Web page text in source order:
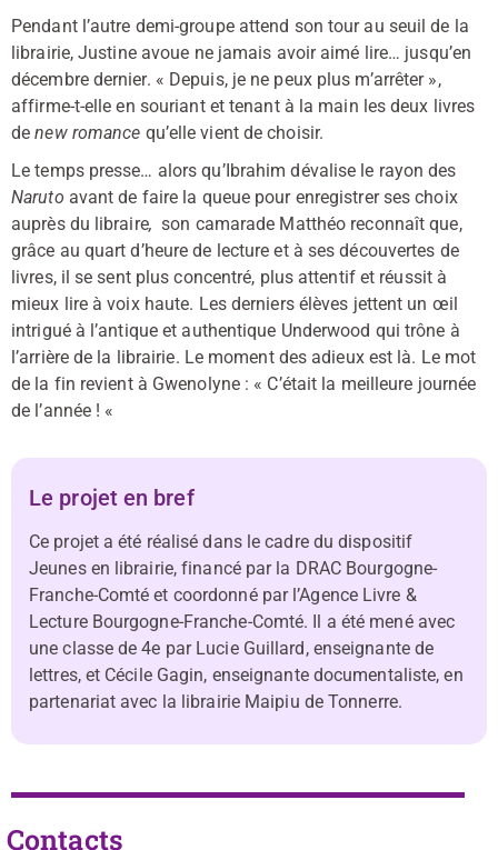
Pendant l’autre demi-groupe attend son tour au seuil de la
librairie, Justine avoue ne jamais avoir aimé lire… jusqu’en
décembre dernier. « Depuis, je ne peux plus m’arrêter »,
affirme-t-elle en souriant et tenant à la main les deux livres
denew romance qu’elle vient de choisir.
Le temps presse… alors qu’Ibrahim dévalise le rayon des
Naruto avant de faire la queue pour enregistrer ses choix
auprès du libraire, son camarade Matthéo reconnaît que,
grâce au quart d’heure de lecture et à ses découvertes de
livres, il se sent plus concentré, plus attentif et réussit à
mieux lire à voix haute. Les derniers élèves jettent un œil
intrigué à l’antique et authentique Underwood qui trône à
l’arrière de la librairie. Le moment des adieux est là. Le mot
de la fin revient à Gwenolyne : « C’était la meilleure journée
de l’année ! «
Le projet en bref
Ce projet a été réalisé dans le cadre du dispositif
Jeunes en librairie, financé par la DRAC Bourgogne-
Franche-Comté et coordonné par l’Agence Livre &
Lecture Bourgogne-Franche-Comté. Il a été mené avec
une classe de 4e par Lucie Guillard, enseignante de
lettres, et Cécile Gagin, enseignante documentaliste, en
partenariat avec la librairie Maipiu de Tonnerre.
Contacts